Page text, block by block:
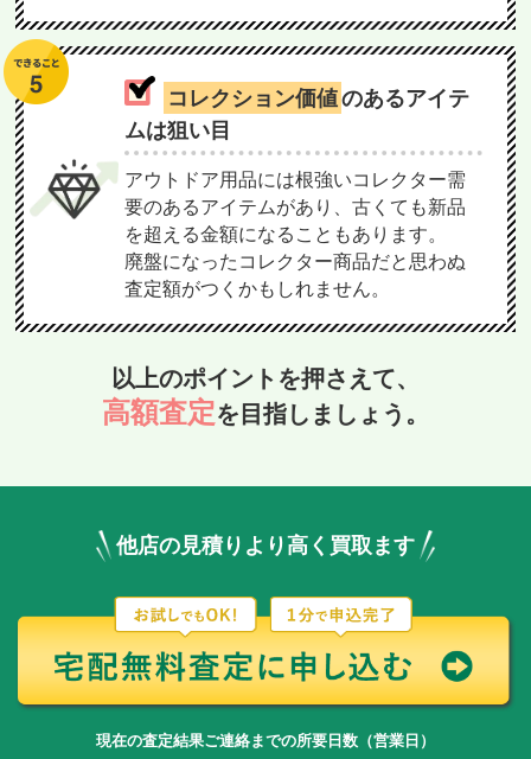
コレクション価値のあるアイテ
ムは狙い目
アウトドア用品には根強いコレクター需
要のあるアイテムがあり、古くても新品
を超える金額になることもあります。
廃盤になったコレクター商品だと思わぬ
査定額がつくかもしれません。
以上のポイントを押さえて、
高額査定を目指しましょう。
他店の見積りより高く買取ます
現在の査定結果ご連絡までの所要日数（営業日）